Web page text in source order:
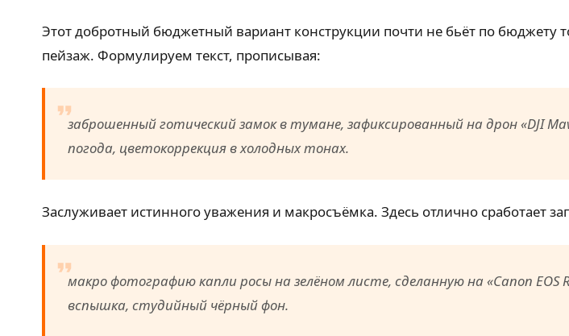
Этот добротный бюджетный вариант конструкции почти не бьёт по бюджету
пейзаж. Формулируем текст, прописывая:
заброшенный готический замок в тумане, зафиксированный на дрон «DJI
погода, цветокоррекция в холодных тонах.
Заслуживает истинного уважения и макросъёмка. Здесь отлично сработает
макро фотографию капли росы на зелёном листе, сделанную на «Canon
вспышка, студийный чёрный фон.